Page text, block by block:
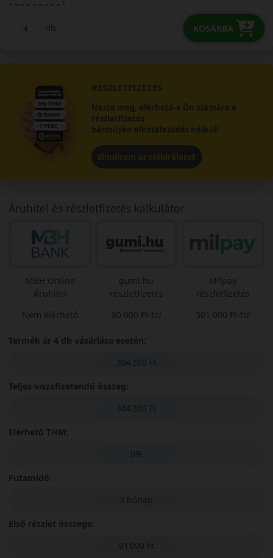
db KOSÁRBA
RÉSZLETFIZETÉS
Nézze meg, elérhető-e Ön számára a
részletfizetés
bármilyen elköteleződés nélkül!
Elindítom az előbírálatot
Áruhitel és részletfizetés kalkulátor
MBH Online
Áruhitel
Nem elérhető
gumi.hu
részletfizetés
80 000 Ft-tól
Milpay
részletfizetés
501 000 Ft-tól
Termék ár 4 db vásárlása esetén:
364 360 Ft
Teljes viszafizetendő összeg:
364 360 Ft
Elérhető THM:
0%
Futamidő:
3 hónap
Első részlet összege:
91 090 Ft